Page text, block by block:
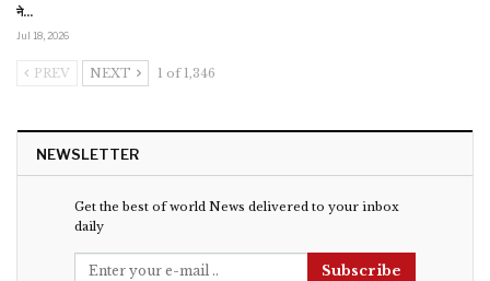
ने…
Jul 18, 2026
PREV NEXT 1 of 1,346
NEWSLETTER
Get the best of world News delivered to your inbox
daily
Subscribe